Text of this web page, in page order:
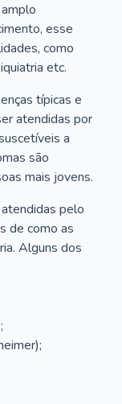
esse
como
etc.
típicas e
atendidas por
a
são
mais jovens.
pelo
de como as
Alguns dos